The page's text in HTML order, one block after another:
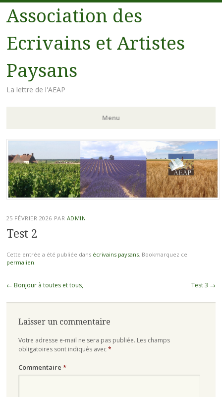
Association des
Ecrivains et Artistes
Paysans
La lettre de l'AEAP
Menu
Aller au contenu principal
25 FÉVRIER 2026 PAR ADMIN
Test 2
Cette entrée a été publiée dans écrivains paysans. Bookmarquez ce
permalien
Navigation des articles
← Bonjour à toutes et tous, Test 3 →
Laisser un commentaire
Votre adresse e-mail ne sera pas publiée. Les champs
obligatoires sont indiqués avec*
Commentaire *